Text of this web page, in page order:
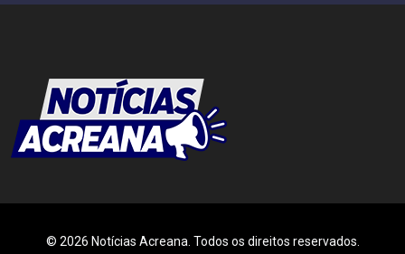
© 2026 Notícias Acreana. Todos os direitos reservados.